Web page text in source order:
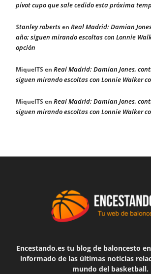
pívot cupo que sale cedido esta próxima
Stanley robertsen Real Madrid: Damian
año; siguen mirando escoltas con Lonnie
opción
MiquelTS en Real Madrid: Damian Jones,
siguen mirando escoltas con Lonnie Walker
MiquelTS en Real Madrid: Damian Jones,
siguen mirando escoltas con Lonnie Walker
Encestando.es tu blog de baloncesto
informado de las últimas noticias
mundo del basketball.